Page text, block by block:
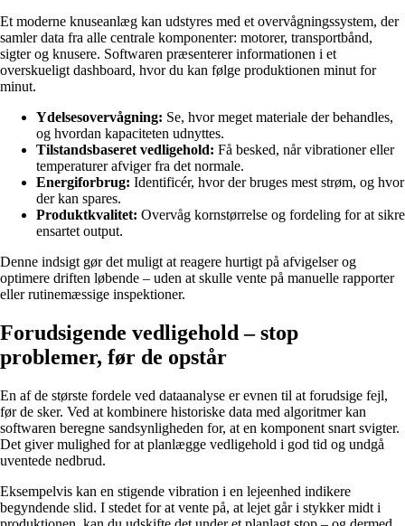
Et moderne knuseanlæg kan udstyres med et overvågningssystem, der
samler data fra alle centrale komponenter: motorer, transportbånd,
sigter og knusere. Softwaren præsenterer informationen i et
overskueligt dashboard, hvor du kan følge produktionen minut for
minut.
Ydelsesovervågning: Se, hvor meget materiale der behandles,
og hvordan kapaciteten udnyttes.
Tilstandsbaseret vedligehold: Få besked, når vibrationer eller
temperaturer afviger fra det normale.
Energiforbrug: Identificér, hvor der bruges mest strøm, og hvor
der kan spares.
Produktkvalitet: Overvåg kornstørrelse og fordeling for at sikre
ensartet output.
Denne indsigt gør det muligt at reagere hurtigt på afvigelser og
optimere driften løbende – uden at skulle vente på manuelle rapporter
eller rutinemæssige inspektioner.
Forudsigende vedligehold – stop
problemer, før de opstår
En af de største fordele ved dataanalyse er evnen til at forudsige fejl,
før de sker. Ved at kombinere historiske data med algoritmer kan
softwaren beregne sandsynligheden for, at en komponent snart svigter.
Det giver mulighed for at planlægge vedligehold i god tid og undgå
uventede nedbrud.
Eksempelvis kan en stigende vibration i en lejeenhed indikere
begyndende slid. I stedet for at vente på, at lejet går i stykker midt i